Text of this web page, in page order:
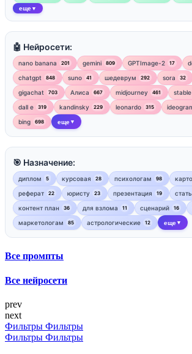
еще ▼
🤖 Нейросети:
nano banana 201 gemini 809 GPTImage-2 17
chatgpt 848 suno 41 шедеврум 292 sora 32
gigachat 703 Алиса 667 midjourney 461
dall e 319 kandinsky 229 leonardo 315
bing 698 еще ▼
🎯 Назначение:
диплом 5 курсовая 28 психологам 98
реферат 22 юристу 23 презентация 19
контент план 36 для взлома 11 сценарий 16
маркетологам 85 астрологические 12 еще ▼
Все промпты
Все нейросети
prev
next
Фильтры Фильтры
Фильтры Фильтры